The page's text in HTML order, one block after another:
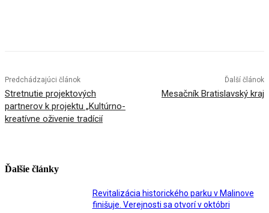
Predchádzajúci článok
Stretnutie projektových
partnerov k projektu „Kultúrno-
kreatívne oživenie tradícií
Ďalší článok
Mesačník Bratislavský kraj
Ďalšie články
Revitalizácia historického parku v Malinove
finišuje. Verejnosti sa otvorí v októbri